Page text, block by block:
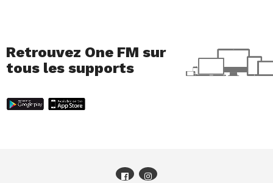
Retrouvez One FM sur
tous les supports